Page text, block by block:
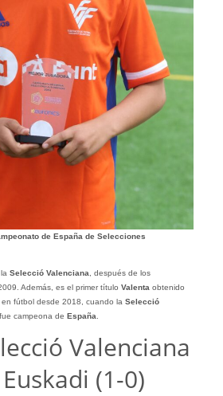
de España de Selecciones
Selecció Valenciana , después de los
Además, es el primer título Valenta obtenido
en fútbol desde 2018, cuando la Selecció
campeona de España
Valenciana
Euskadi (1-0)